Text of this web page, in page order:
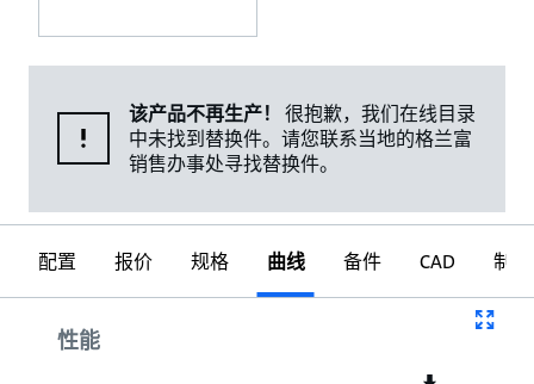
该产品不再生产！
很抱歉，我们在线目录
中未找到替换件。请您联系当地的格兰富
销售办事处寻找替换件。
配置 报价 规格 曲线 备件 CAD 制图
性能